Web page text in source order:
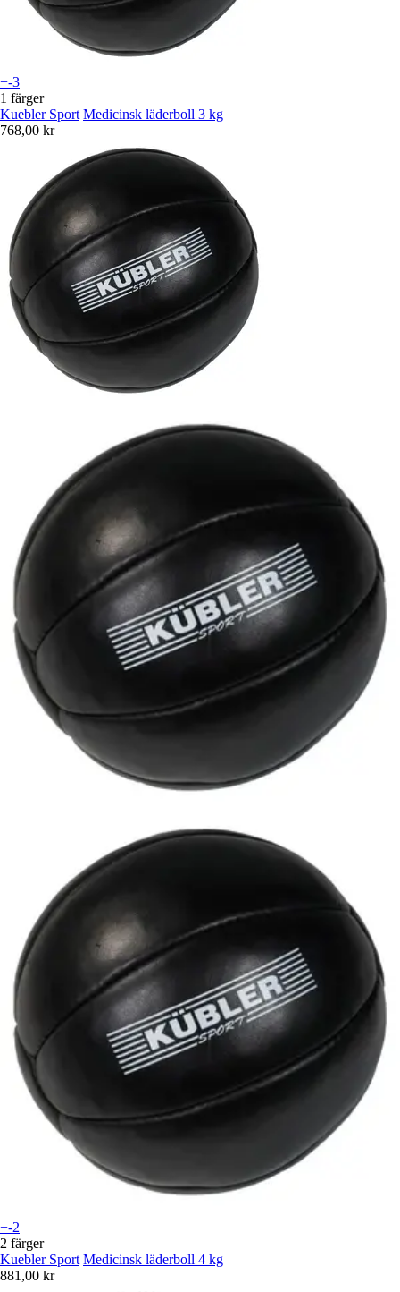
+-3
1 färger
Kuebler Sport Medicinsk läderboll 3 kg
768,00 kr
+-2
2 färger
Kuebler Sport Medicinsk läderboll 4 kg
881,00 kr